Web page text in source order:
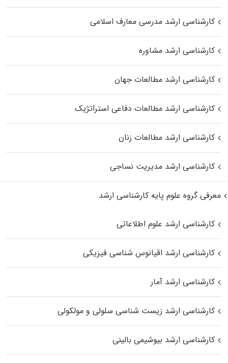
کارشناسی ارشد مدرسی معارف اسلامی
کارشناسی ارشد مشاوره
کارشناسی ارشد مطالعات جهان
کارشناسی ارشد مطالعات دفاعی استراتژیک
کارشناسی ارشد مطالعات زنان
کارشناسی ارشد مدیریت نساجی
معرفی گروه علوم پایه کارشناسی ارشد
کارشناسی ارشد علوم اطلاعاتی
کارشناسی ارشد اقیانوس‌ شناسی فیزیکی
کارشناسی ارشد آمار
کارشناسی ارشد زیست شناسی سلولی و مولکولی
کارشناسی ارشد بیوشیمی بالینی